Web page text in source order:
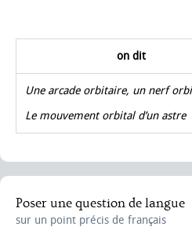
on dit
Une arcade orbitaire, un nerf
Le mouvement orbital d’un astre
Poser une question de langue
sur un point précis de français